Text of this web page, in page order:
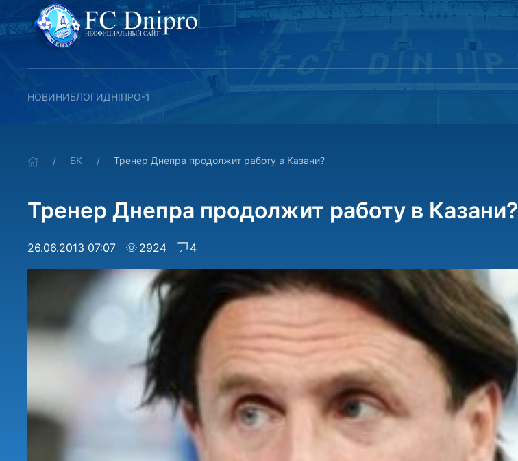
НОВИНИБЛОГИДНІПРО-1
БК Тренер Днепра продолжит работу в Казани?
Тренер Днепра продолжит работу в Казани?
26.06.2013 07:07 2924 4